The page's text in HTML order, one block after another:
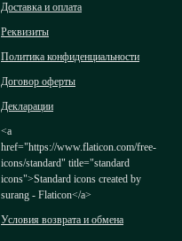
Доставка и оплата
Реквизиты
Политика конфиденциальности
Договор оферты
Декларации
<a
href="https://www.flaticon.com/free-
icons/standard" title="standard
icons">Standard icons created by
surang - Flaticon</a>
Условия возврата и обмена